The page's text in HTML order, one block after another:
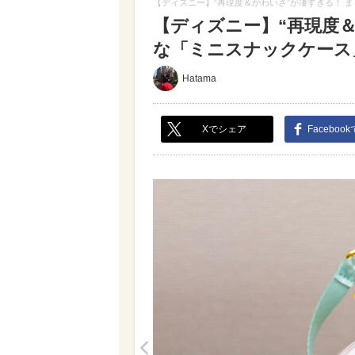
【ディズニー】“再現度＆かわいさ”が凄すぎる！
【ディズニー】“再現
な「ミニスナックケー
Hatama
Xでシェア Facebook